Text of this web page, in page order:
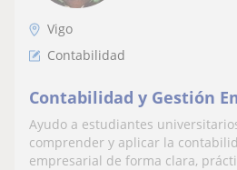
Vigo
Contabilidad
Contabilidad y Gestión
Ayudo a estudiantes
comprender y aplicar la
empresarial de forma clara,